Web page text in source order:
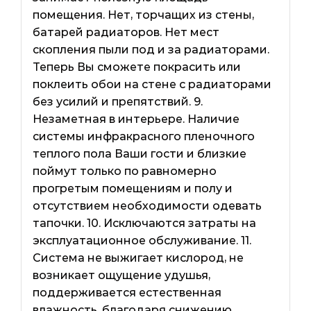
помещения. Нет, торчащих из стены,
батарей радиаторов. Нет мест
скопления пыли под и за радиаторами.
Теперь Вы сможете покрасить или
поклеить обои на стене с радиаторами
без усилий и препятствий. 9.
Незаметная в интерьере. Наличие
системы инфракрасного пленочного
теплого пола Ваши гости и близкие
поймут только по равномерно
прогретым помещениям и полу и
отсутствием необходимости одевать
тапочки. 10. Исключаются затраты на
эксплуатационное обслуживание. 11.
Система не выжигает кислород, не
возникает ощущение удушья,
поддерживается естественная